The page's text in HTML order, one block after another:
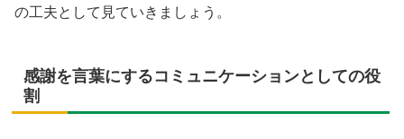
の工夫として見ていきましょう。
感謝を言葉にするコミュニケーションとしての役
割